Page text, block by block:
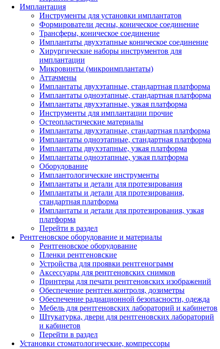
Имплантация
Инструменты для установки имплантатов
Формирователи десны, коническое соединение
Трансферы, коническое соединение
Имплантаты двухэтапные коническое соединение
Хирургические наборы инструментов для
имплантации
Микровинты (микроимплантаты)
Аттачмены
Имплантаты двухэтапные, стандартная платформа
Имплантаты одноэтапные, стандартная платформа
Имплантаты двухэтапные, узкая платформа
Инструменты для имплантации прочие
Остеопластические материалы
Имплантаты двухэтапные, стандартная платформа
Имплантаты одноэтапные, стандартная платформа
Имплантаты двухэтапные, узкая платформа
Имплантаты одноэтапные, узкая платформа
Оборудование
Имплантологические инструменты
Имплантаты и детали для протезирования
Имплантаты и детали для протезирования,
стандартная платформа
Имплантаты и детали для протезирования, узкая
платформа
Перейти в раздел
Рентгеновское оборудование и материалы
Рентгеновское оборудование
Пленки рентгеновские
Устройства для проявки рентгенограмм
Аксессуары для рентгеновских снимков
Принтеры для печати рентгеновских изображений
Обеспечение рентген.контроля, дозиметры
Обеспечение радиационной безопасности, одежда
Мебель для рентгеновских лабораторий и кабинетов
Штукатурка, двери для рентгеновских лабораторий
и кабинетов
Перейти в раздел
Установки стоматологические, компрессоры